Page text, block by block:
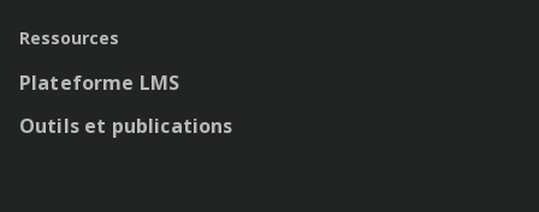
Ressources
Plateforme LMS
Outils et publications